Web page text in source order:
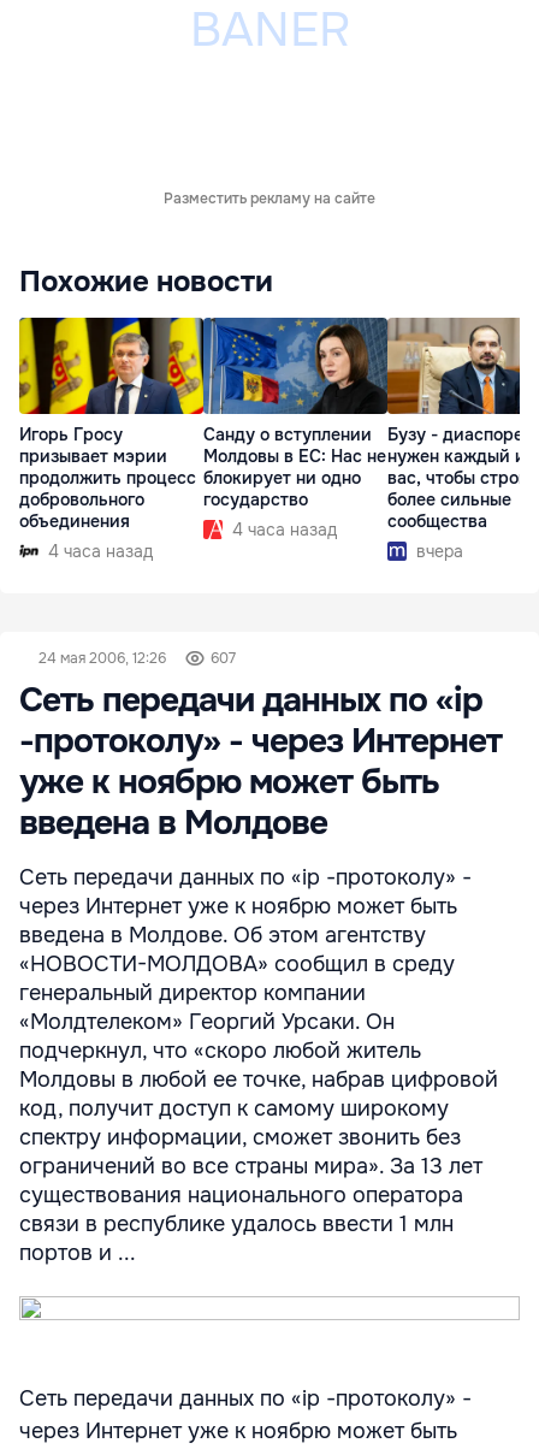
Разместить рекламу на сайте
Похожие новости
Игорь Гросу
призывает мэрии
продолжить процесс
добровольного
объединения
4 часа назад
Санду о вступлении
Молдовы в ЕС: Нас не
блокирует ни одно
государство
4 часа назад
Бузу - диаспоре:
нужен каждый из
вас, чтобы
более сильные
сообщества
вчера
24 мая 2006, 12:26 607
Сеть передачи данных по «ip
-протоколу» - через Интернет
уже к ноябрю может быть
введена в Молдове
Сеть передачи данных по «ip -протоколу» -
через Интернет уже к ноябрю может быть
введена в Молдове. Об этом агентству
«НОВОСТИ-МОЛДОВА» сообщил в среду
генеральный директор компании
«Молдтелеком» Георгий Урсаки. Он
подчеркнул, что «скоро любой житель
Молдовы в любой ее точке, набрав цифровой
код, получит доступ к самому широкому
спектру информации, сможет звонить без
ограничений во все страны мира». За 13 лет
существования национального оператора
связи в республике удалось ввести 1 млн
портов и ...
Сеть передачи данных по «ip -протоколу» -
через Интернет уже к ноябрю может быть